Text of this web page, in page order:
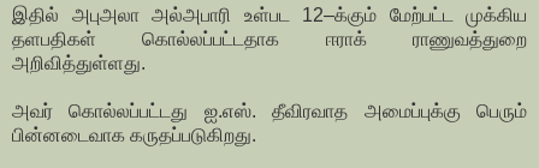
இதில் அபுஅலா அல்அபாரி உள்பட 12–க்கும் மேற்பட்ட முக்கிய
தளபதிகள் கொல்லப்பட்டதாக ஈராக் ராணுவத்துறை
அறிவித்துள்ளது.
அவர் கொல்லப்பட்டது ஐ.எஸ். தீவிரவாத அமைப்புக்கு பெரும்
பின்னடைவாக கருதப்படுகிறது.